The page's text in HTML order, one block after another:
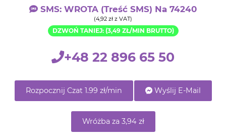
SMS: WROTA (treść SMS) Na 74240
(4,92 zł z VAT)
DZWOŃ TANIEJ: (3,49 ZŁ/MIN BRUTTO)
+48 22 896 65 50
Rozpocznij Czat 1.99 zł/min Wyślij E-Mail
Wróżba za 3,94 zł